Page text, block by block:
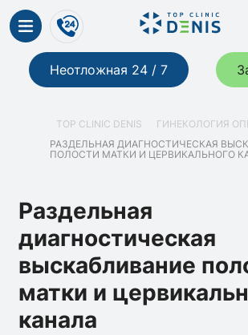
Неотложная 24 / 7
TOP CLINIC DENIS
ГИНЕКОЛОГИЯ
РАЗДЕЛЬНАЯ ДИАГНОСТИЧЕСКАЯ
ПОЛОСТИ МАТКИ И ЦЕРВИКАЛЬНОГО
Раздельная
диагностическая
выскабливание
матки и
канала